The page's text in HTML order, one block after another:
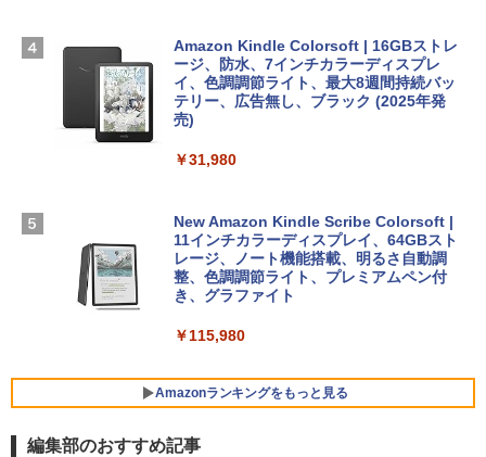
￥261,414
【Amazon.co.jp限定】 HP ノートパソコ
ン 15-fd 15.6インチ 16GBメモリ 512GB
FMV ノートパソコン WE1-K3 (MS 365 P
ersonal/Copilotキー搭載/Win 11/15.6型/
Core i5/16GB/SSD 512GB/ホワイト) FM
VWK3E15W_AZ
￥139,880
ラインコード版
￥1,600
ト): Java & Bedrock Edition | オンライ
￥3,600
￥1,292
FM TOWNS ハイパー・カタログ: 本体ハ
ェクトリストと最新エミュレータ紹介
Amazon Kindle Colorsoft | 16GBストレ
ージ、防水、7インチカラーディスプレ
イ、色調調節ライト、最大8週間持続バッ
テリー、広告無し、ブラック (2025年発
売)
￥31,980
New Amazon Kindle Scribe Colorsoft |
11インチカラーディスプレイ、64GBスト
レージ、ノート機能搭載、明るさ自動調
整、色調調節ライト、プレミアムペン付
き、グラファイト
￥115,980
Amazonランキングをもっと見る
編集部のおすすめ記事